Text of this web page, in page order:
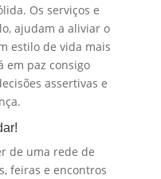
Os serviços e
ajudam a aliviar o
estilo de vida mais
em paz consigo
assertivas e
de uma rede de
feiras e encontros